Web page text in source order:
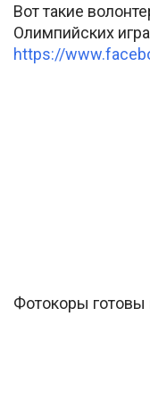
Вот такие
Олимпийских
https://
Фотокоры готовы